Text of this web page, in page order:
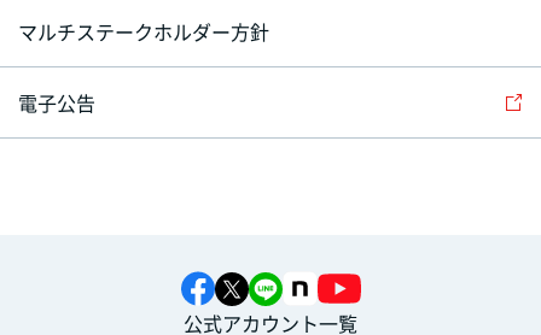
マルチステークホルダー方針
電子公告
公式アカウント一覧